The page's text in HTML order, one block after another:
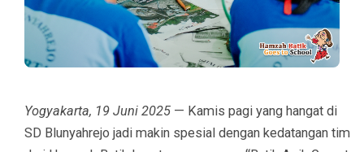
Yogyakarta, 19 Juni 2025 — Kamis pagi yang hangat di
SD Blunyahrejo jadi makin spesial dengan kedatangan tim